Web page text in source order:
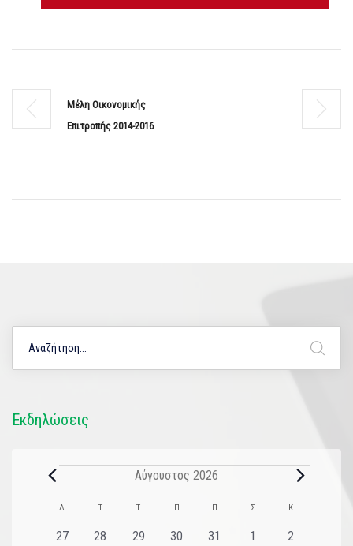
Μέλη Οικονομικής
Επιτροπής 2014-2016
Εκδηλώσεις
Αύγουστος 2026
Ημερολόγιο
του
Δ Τ Τ Π Π Σ Κ
0
27 0
28 0
29 0
30 0
31 01 0
2